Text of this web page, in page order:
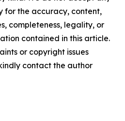
for the accuracy, content,
completeness, legality, or
contained in this article.
or copyright issues
contact the author